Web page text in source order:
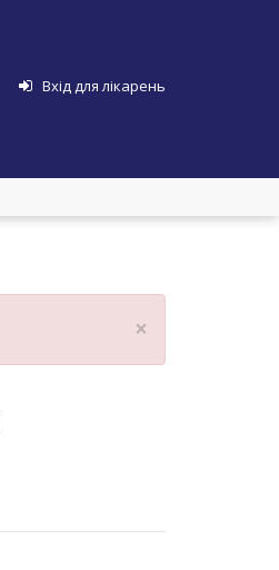
Вхід для лікарень
×